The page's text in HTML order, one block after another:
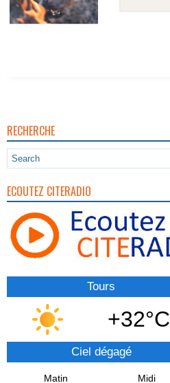
RECHERCHE
ECOUTEZ CITERADIO
Tours
+32°C
Ciel dégagé
Matin Midi